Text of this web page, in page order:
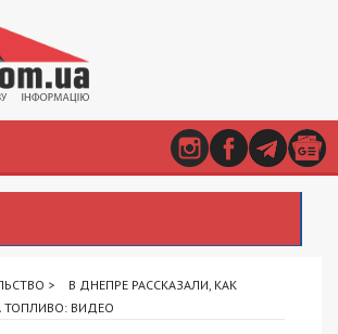
>
В ДНЕПРЕ РАССКАЗАЛИ, КАК
ТОПЛИВО: ВИДЕО